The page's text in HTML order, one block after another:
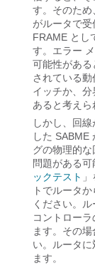
す。そのため
がルータで
FRAME とし
す。エラー
可能性があ
されている
イッチか、
あると考えら
しかし、回
した SABME
グの物理的
問題がある可
ックテスト
トでルータ
ください。
コントロー
ます。その
い。ルータ
ます。